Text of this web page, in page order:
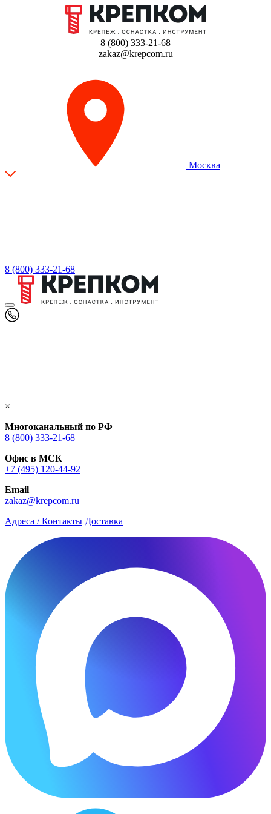
8 (800) 333-21-68
zakaz@krepcom.ru
Москва
8 (800) 333-21-68
×
Многоканальный по РФ
8 (800) 333‑21-68
Офис в МСК
+7 (495) 120-44-92
Email
zakaz@krepcom.ru
Адреса / Контакты Доставка